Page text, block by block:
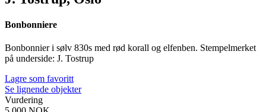
Bonbonniere
Bonbonnier i sølv 830s med rød korall og elfenben. Stempelmerket
på underside: J. Tostrup
Lagre som favoritt
Se lignende objekter
Vurdering